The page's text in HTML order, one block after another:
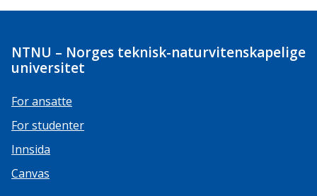
NTNU – Norges teknisk-naturvitenskapelige
universitet
For ansatte
For studenter
Innsida
Canvas